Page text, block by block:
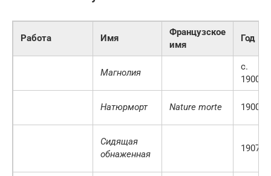
Работа Имя
Французское
имя
Год
Магнолия
c.
1900 г.
Натюрморт Nature morte 1900 г.
Сидящая
обнаженная
1907 г.